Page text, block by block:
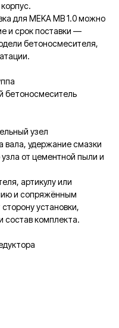
для MEKA MB 1.0 можно
и срок поставки —
бетоносмесителя,
бетоносмеситель
узел
вала, удержание смазки
от цементной пыли и
артикулу или
и сопряжённым
установки,
состав комплекта.